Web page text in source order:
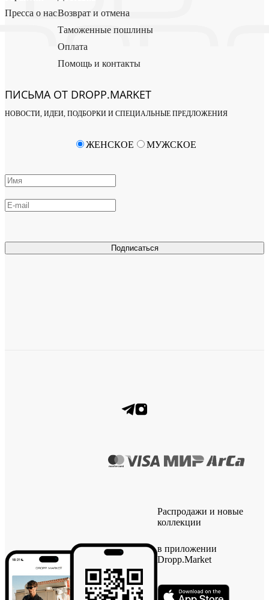
Пресса о насВозврат и отмена
Таможенные пошлины
Оплата
Помощь и контакты
ПИСЬМА ОТ DROPP.MARKET
НОВОСТИ, ИДЕИ, ПОДБОРКИ И СПЕЦИАЛЬНЫЕ ПРЕДЛОЖЕНИЯ
Подписаться
ЖЕНСКОЕ МУЖСКОЕ
Распродажи и новые
коллекции
в приложении
Dropp.Market